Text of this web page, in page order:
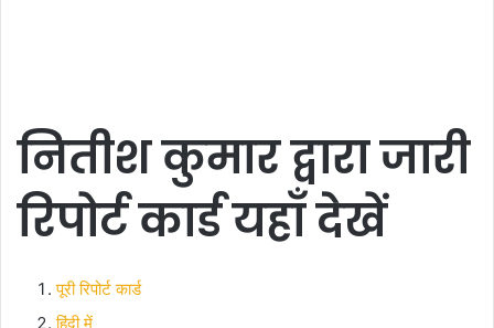
नितीश कुमार द्वारा जारी
रिपोर्ट कार्ड यहाँ देखें
पूरी रिपोर्ट कार्ड
हिंदी में